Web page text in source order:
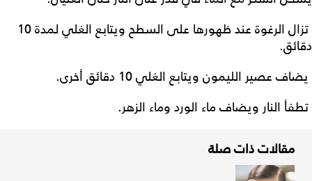
تزال الرغوة عند ظهورها على السطح ويتابع الغلي لمدة 10
دقائق.
يضاف عصير الليمون ويتابع الغلي 10 دقائق أخرى.
تطفأ النار ويضاف ماء الورد وماء الزهر.
مقالات ذات صلة